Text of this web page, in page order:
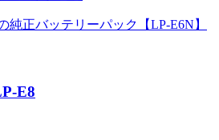
純正バッテリーパック【LP-E6N】
E8